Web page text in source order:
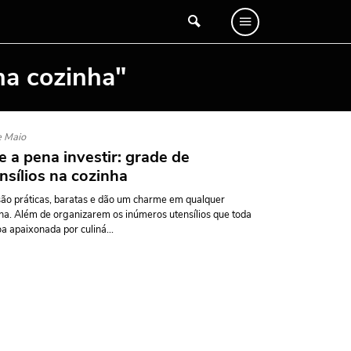
cozinha"
Maio
a pena investir: grade de
na cozinha
práticas, baratas e dão um charme em qualquer
Além de organizarem os inúmeros utensílios que toda
apaixonada por culiná...